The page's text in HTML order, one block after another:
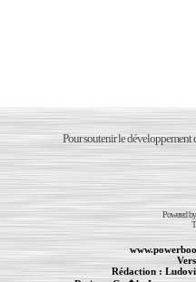
Pour soutenir le développement
Powered
Rédaction :